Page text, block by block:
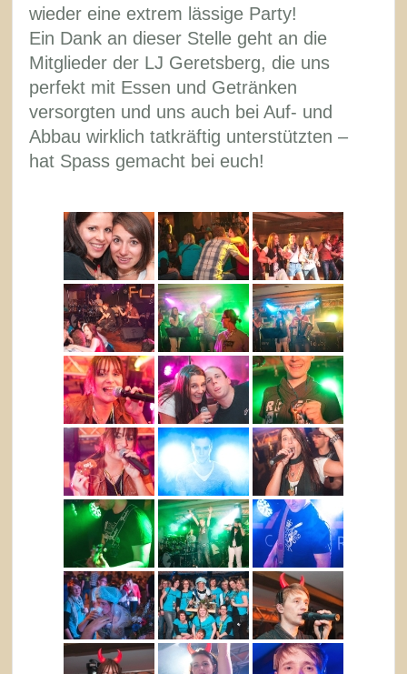
wieder eine extrem lässige Party!
Ein Dank an dieser Stelle geht an die
Mitglieder der LJ Geretsberg, die uns
perfekt mit Essen und Getränken
versorgten und uns auch bei Auf- und
Abbau wirklich tatkräftig unterstützten –
hat Spass gemacht bei euch!